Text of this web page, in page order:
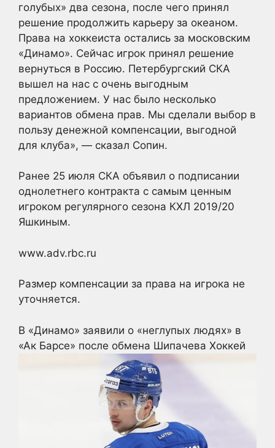
голубых» два сезона, после чего принял
решение продолжить карьеру за океаном.
Права на хоккеиста остались за московским
«Динамо». Сейчас игрок принял решение
вернуться в Россию. Петербургский СКА
вышел на нас с очень выгодным
предложением. У нас было несколько
вариантов обмена прав. Мы сделали выбор в
пользу денежной компенсации, выгодной
для клуба», — сказал Сопин.
Ранее 25 июля СКА объявил о подписании
однолетнего контракта с самым ценным
игроком регулярного сезона КХЛ 2019/20
Яшкиным.
www.adv.rbc.ru
Размер компенсации за права на игрока не
уточняется.
В «Динамо» заявили о «неглупых людях» в
«Ак Барсе» после обмена Шипачева Хоккей